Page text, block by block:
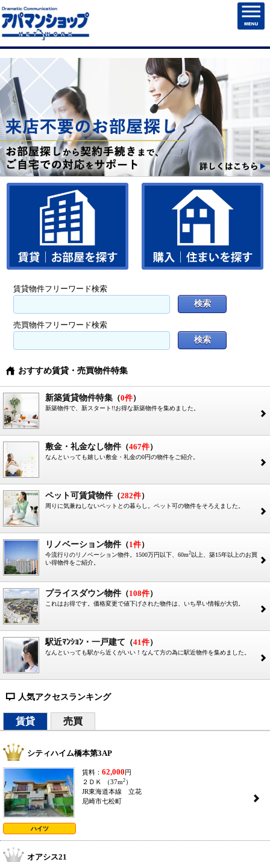
賃貸物件検索
売買物件検索
売却・住まいを売る
マンション管理
チェックしたお部屋
賃貸物件フリーワード検索
売買物件フリーワード検索
} おすすめ賃貸・売買物件特集
新築賃貸物件特集 （0件）
新築物件で、新スタート!!お得な新築物件を集めました。
2
敷金・礼金なし物件（467件）
なんといっても嬉しい敷金・礼金の0円の物件をご紹介。
2
ペット可賃貸物件（282件）
周りに気兼ねしないペットとの暮らし。ペット可の物件をそろえました。
2
リノベーション物件（1件）
今流行りのリノベーション物件。1500万円以下、60m2 以上、築15年以上のお買
い得物件をご紹介。
2
プライスダウン物件（108件）
これはお得です。価格変更で値下げされた物件は、いち早い情報が大切。
2
駅近ﾏﾝｼｮﾝ・一戸建て （41件）
なんといっても駅から近くがいい！なんて方の為に駅近物件を集めました。
2
= 人気アクセスランキング
賃貸 売買
シティハイム橋本第3AP
ハイツ
賃料： 62,000円
２ＤＫ （37m2）
JR東海道本線 立花
尼崎市七松町
2
オアシス21